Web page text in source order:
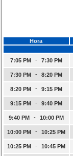
Hora
7:05 PM
- 7:30 PM
7:30 PM - 8:20 PM
8:20 PM - 9:15 PM
9:15 PM - 9:40 PM
9:40 PM - 10:00 PM
10:00 PM - 10:25 PM
10:25 PM - 10:45 PM